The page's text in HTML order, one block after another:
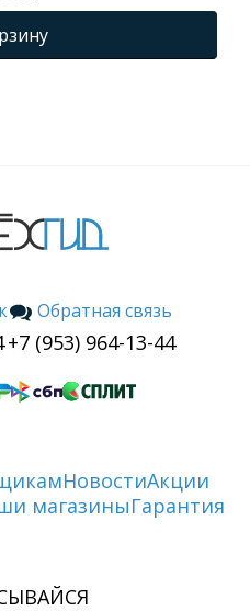
Обратная связь
+7 (953) 964-13-44
НовостиАкции
магазиныГарантия